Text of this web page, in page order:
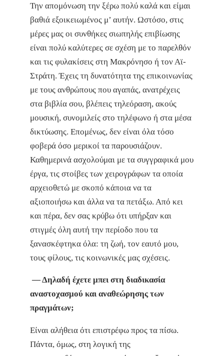
Την απομόνωση την ξέρω πολύ καλά και είμαι
βαθιά εξοικειωμένος μ’ αυτήν. Ωστόσο, στις
μέρες μας οι συνθήκες σιωπηλής επιβίωσης
είναι πολύ καλύτερες σε σχέση με το παρελθόν
και τις φυλακίσεις στη Μακρόνησο ή τον Αϊ-
Στράτη. Έχεις τη δυνατότητα της επικοινωνίας
με τους ανθρώπους που αγαπάς, ανατρέχεις
στα βιβλία σου, βλέπεις τηλεόραση, ακούς
μουσική, συνομιλείς στο τηλέφωνο ή στα μέσα
δικτύωσης. Επομένως, δεν είναι όλα τόσο
φοβερά όσο μερικοί τα παρουσιάζουν.
Καθημερινά ασχολούμαι με τα συγγραφικά μου
έργα, τις στοίβες των χειρογράφων τα οποία
αρχειοθετώ με σκοπό κάποια να τα
αξιοποιήσω και άλλα να τα πετάξω. Από κει
και πέρα, δεν σας κρύβω ότι υπήρξαν και
στιγμές όλη αυτή την περίοδο που τα
ξανασκέφτηκα όλα: τη ζωή, τον εαυτό μου,
τους φίλους, τις κοινωνικές μας σχέσεις.
— Δηλαδή έχετε μπει στη διαδικασία
αναστοχασμού και αναθεώρησης των
πραγμάτων;
Είναι αλήθεια ότι επιστρέφω προς τα πίσω.
Πάντα, όμως, στη λογική της